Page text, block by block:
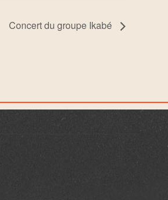
Concert du groupe Ikabé